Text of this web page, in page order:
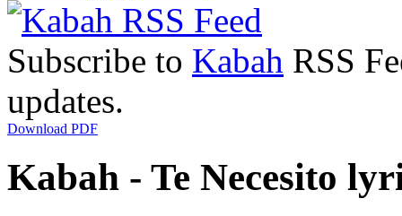
Subscribe to Kabah RSS
updates.
Download PDF
Kabah - Te Necesito